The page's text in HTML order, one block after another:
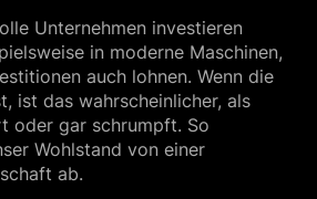
Unternehmen investieren
in moderne Maschinen,
auch lohnen. Wenn die
ist das wahrscheinlicher, als
oder gar schrumpft. So
Wohlstand von einer
ab.